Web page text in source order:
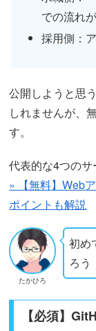
での流れ
採用側：
公開しようと思
しれませんが、
す。
代表的な4つのサ
» 【無料】Web
ポイントも解説
たかひろ
初め
ろう
【必須】